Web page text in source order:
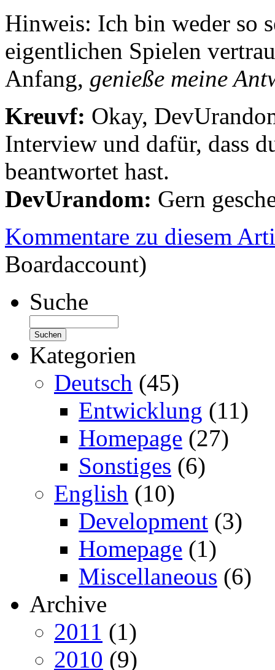
Hinweis: Ich bin weder so
eigentlichen Spielen
Anfang, genieße meine
Kreuvf: Okay,
Interview und dafür, dass
beantwortet hast.
DevUrandom: Gern
Kommentare zu diesem
Boardaccount)
Suche
Kategorien
Deutsch (45)
Entwicklung (11)
Homepage (27)
Sonstiges (6)
English (10)
Development (3)
Homepage (1)
Miscellaneous (6)
Archive
2011 (1)
2010 (9)